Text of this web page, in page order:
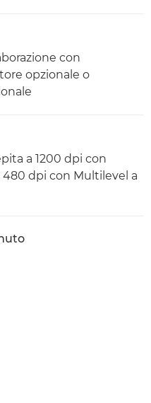
con
opzionale o
a 1200 dpi con
dpi con Multilevel a